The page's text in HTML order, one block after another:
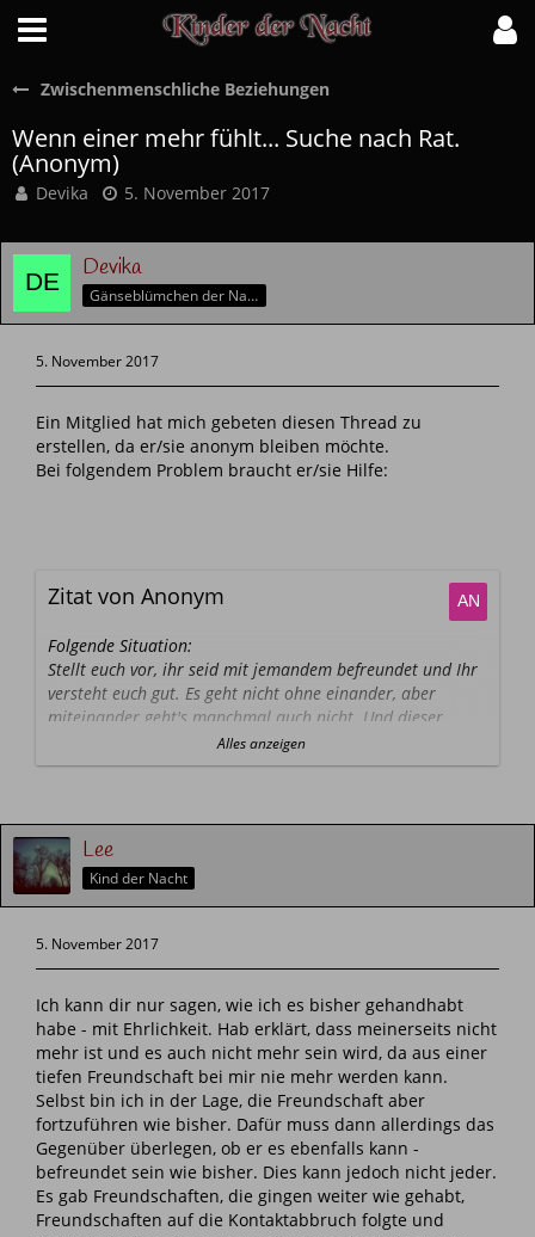
Zwischenmenschliche Beziehungen
Wenn einer mehr fühlt... Suche nach Rat.
(Anonym)
Devika 5. November 2017
Devika
Gänseblümchen der Nacht
5. November 2017
Ein Mitglied hat mich gebeten diesen Thread zu
erstellen, da er/sie anonym bleiben möchte.
Bei folgendem Problem braucht er/sie Hilfe:
Zitat von Anonym
Folgende Situation:
Stellt euch vor, ihr seid mit jemandem befreundet und Ihr
versteht euch gut. Es geht nicht ohne einander, aber
miteinander geht's manchmal auch nicht. Und dieser
Freund gesteht euch irgendwann, das er mehr fühlt als
Freundschaft. Ihr wisst aber definitiv das bei euch nicht
Würdet ihr...
...Auf Abstand gehen?
...So weiter machen wie bisher?
...Zusammen daran arbeiten, das alles so ist wie es war?
verschwinden?
Denn so wie es war war es gut.
Was würdet ihr tun?
Alles anzeigen
Lee
Kind der Nacht
5. November 2017
Ich kann dir nur sagen, wie ich es bisher gehandhabt
habe - mit Ehrlichkeit. Hab erklärt, dass meinerseits nicht
mehr ist und es auch nicht mehr sein wird, da aus einer
tiefen Freundschaft bei mir nie mehr werden kann.
Selbst bin ich in der Lage, die Freundschaft aber
fortzuführen wie bisher. Dafür muss dann allerdings das
Gegenüber überlegen, ob er es ebenfalls kann -
befreundet sein wie bisher. Dies kann jedoch nicht jeder.
Es gab Freundschaften, die gingen weiter wie gehabt,
Freundschaften auf die Kontaktabbruch folgte und